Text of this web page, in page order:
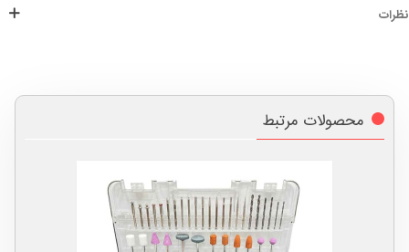
نظرات
محصولات مرتبط